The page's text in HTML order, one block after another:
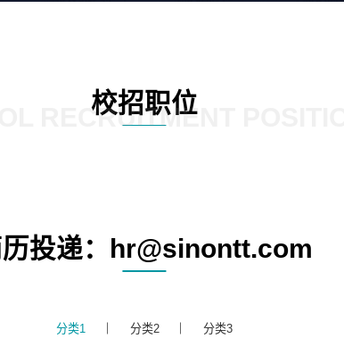
校招职位
RECRUITMENT
投递：hr@sinontt.com
分类1 分类2 分类3